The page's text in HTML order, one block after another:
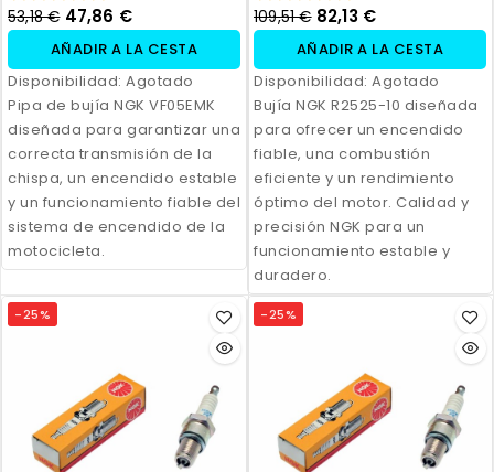
53,18 € 47,86 €
AÑADIR A LA CESTA
Disponibilidad: Agotado
Pipa de bujía NGK VF05EMK
diseñada para garantizar una
correcta transmisión de la
chispa, un encendido estable
y un funcionamiento fiable del
sistema de encendido de la
motocicleta.
109,51 € 82,13 €
AÑADIR A LA CESTA
Disponibilidad: Agotado
Bujía NGK R2525-10 diseñada
para ofrecer un encendido
fiable, una combustión
eficiente y un rendimiento
óptimo del motor. Calidad y
precisión NGK para un
funcionamiento estable y
duradero.
-25% -25%